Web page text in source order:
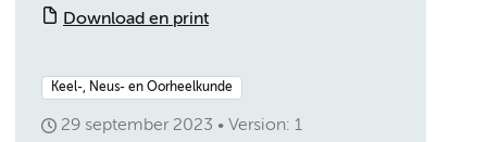
Download en print
Keel-, Neus- en Oorheelkunde
29 september 2023 Version: 1